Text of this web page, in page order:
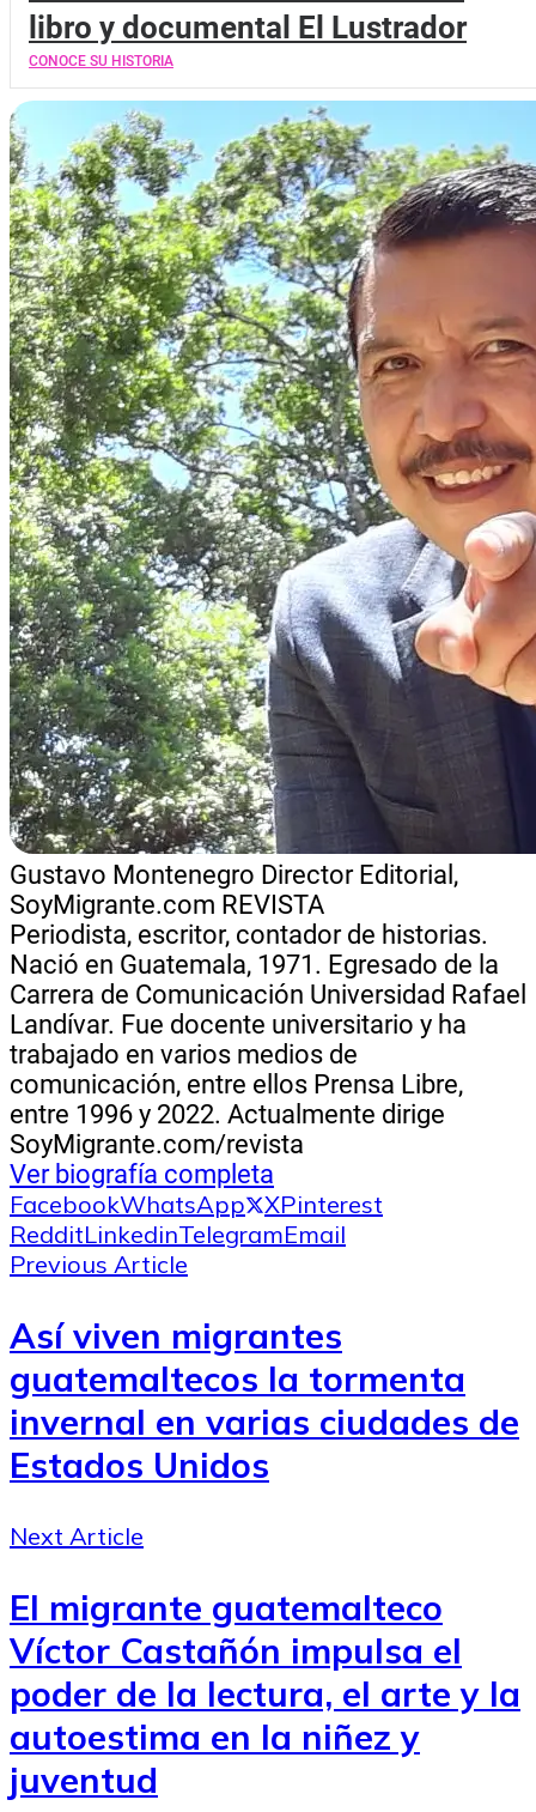
libro y documental El Lustrador
CONOCE SU HISTORIA
Gustavo Montenegro Director Editorial,
SoyMigrante.com REVISTA
Periodista, escritor, contador de historias.
Nació en Guatemala, 1971. Egresado de la
Carrera de Comunicación Universidad Rafael
Landívar. Fue docente universitario y ha
trabajado en varios medios de
comunicación, entre ellos Prensa Libre,
entre 1996 y 2022. Actualmente dirige
SoyMigrante.com/revista
Ver biografía completa
FacebookWhatsApp XPinterest
RedditLinkedinTelegramEmail
Previous Article
Así viven migrantes
guatemaltecos la tormenta
invernal en varias ciudades de
Estados Unidos
Next Article
El migrante guatemalteco
Víctor Castañón impulsa el
poder de la lectura, el arte y la
autoestima en la niñez y
juventud